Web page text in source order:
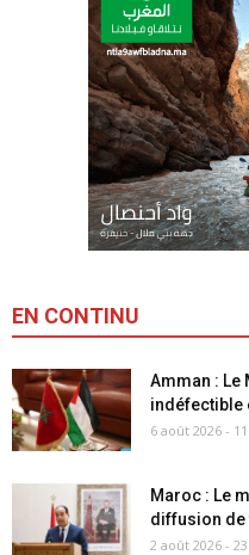
EN CONTINU
Amman :
indéfectible
6 août 2026 -
Maroc : Le
diffusion de
2 août 2026 -